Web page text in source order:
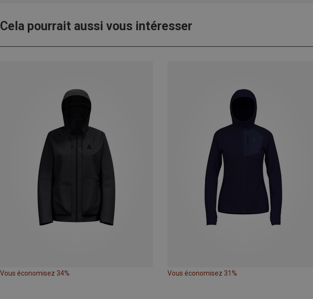
Cela pourrait aussi vous intéresser
Vous économisez 34% Vous économisez 31%